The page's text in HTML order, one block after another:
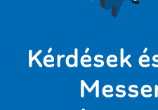
Kérdések